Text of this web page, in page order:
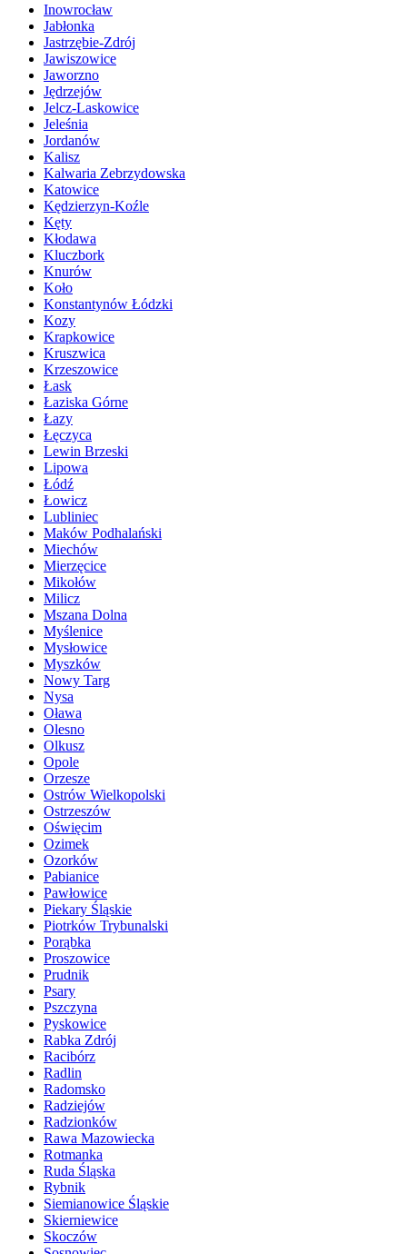
Inowrocław
Jabłonka
Jastrzębie-Zdrój
Jawiszowice
Jaworzno
Jędrzejów
Jelcz-Laskowice
Jeleśnia
Jordanów
Kalisz
Kalwaria Zebrzydowska
Katowice
Kędzierzyn-Koźle
Kęty
Kłodawa
Kluczbork
Knurów
Koło
Konstantynów Łódzki
Kozy
Krapkowice
Kruszwica
Krzeszowice
Łask
Łaziska Górne
Łazy
Łęczyca
Lewin Brzeski
Lipowa
Łódź
Łowicz
Lubliniec
Maków Podhalański
Miechów
Mierzęcice
Mikołów
Milicz
Mszana Dolna
Myślenice
Mysłowice
Myszków
Nowy Targ
Nysa
Oława
Olesno
Olkusz
Opole
Orzesze
Ostrów Wielkopolski
Ostrzeszów
Oświęcim
Ozimek
Ozorków
Pabianice
Pawłowice
Piekary Śląskie
Piotrków Trybunalski
Porąbka
Proszowice
Prudnik
Psary
Pszczyna
Pyskowice
Rabka Zdrój
Racibórz
Radlin
Radomsko
Radziejów
Radzionków
Rawa Mazowiecka
Rotmanka
Ruda Śląska
Rybnik
Siemianowice Śląskie
Skierniewice
Skoczów